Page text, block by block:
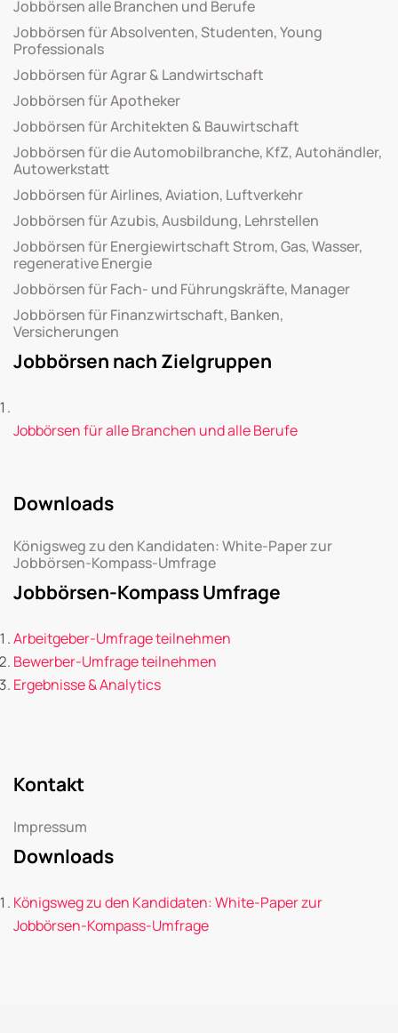
Jobbörsen alle Branchen und Berufe
Jobbörsen für Absolventen, Studenten, Young
Professionals
Jobbörsen für Agrar & Landwirtschaft
Jobbörsen für Apotheker
Jobbörsen für Architekten & Bauwirtschaft
Jobbörsen für die Automobilbranche, KfZ, Autohändler,
Autowerkstatt
Jobbörsen für Airlines, Aviation, Luftverkehr
Jobbörsen für Azubis, Ausbildung, Lehrstellen
Jobbörsen für Energiewirtschaft Strom, Gas, Wasser,
regenerative Energie
Jobbörsen für Fach- und Führungskräfte, Manager
Jobbörsen für Finanzwirtschaft, Banken,
Versicherungen
Jobbörsen nach Zielgruppen
Jobbörsen für alle Branchen und alle Berufe
Downloads
Königsweg zu den Kandidaten: White-Paper zur
Jobbörsen-Kompass-Umfrage
Jobbörsen-Kompass Umfrage
Arbeitgeber-Umfrage teilnehmen
Bewerber-Umfrage teilnehmen
Ergebnisse & Analytics
Kontakt
Impressum
Downloads
Königsweg zu den Kandidaten: White-Paper zur
Jobbörsen-Kompass-Umfrage